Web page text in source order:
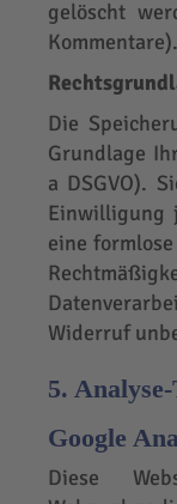
gelöscht
Kommentare).
Die
Grundlage
a DSGVO).
Einwilligung
eine
Widerruf
5.
Google
Diese